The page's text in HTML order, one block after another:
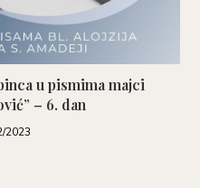
u pismima majci
– 6. dan
2023